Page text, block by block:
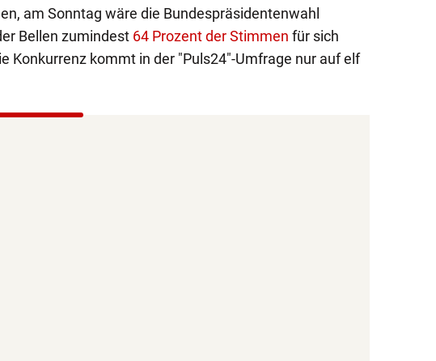
am Sonntag wäre die Bundespräsidentenwahl
Bellen zumindest 64 Prozent der Stimmen für sich
Konkurrenz kommt in der "Puls24"-Umfrage nur auf elf